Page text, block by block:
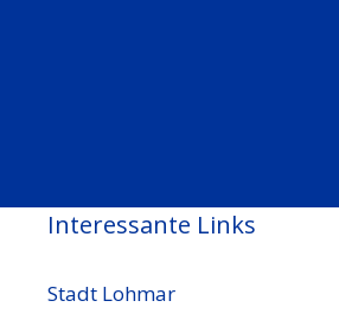
Interessante Links
Stadt Lohmar